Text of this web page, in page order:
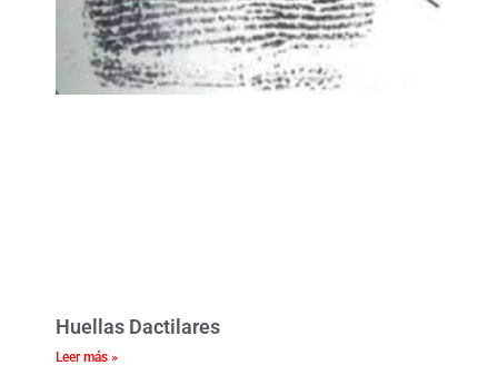
Huellas Dactilares
Leer más »